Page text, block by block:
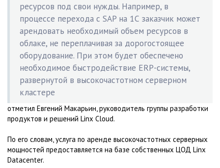
ресурсов под свои нужды. Например, в
процессе перехода с SAP на 1С заказчик может
арендовать необходимый объем ресурсов в
облаке, не переплачивая за дорогостоящее
оборудование. При этом будет обеспечено
необходимое быстродействие ERP-системы,
развернутой в высокочастотном серверном
кластере
отметил Евгений Макарьин, руководитель группы разработки
продуктов и решений Linx Cloud.
По его словам, услуга по аренде высокочастотных серверных
мощностей предоставляется на базе собственных ЦОД Linx
Datacenter.